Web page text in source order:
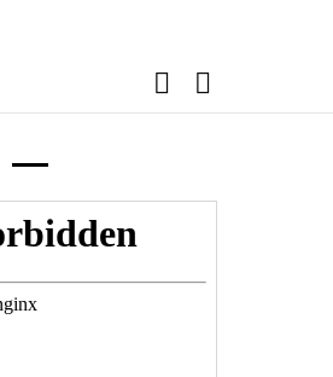
FOLLOW